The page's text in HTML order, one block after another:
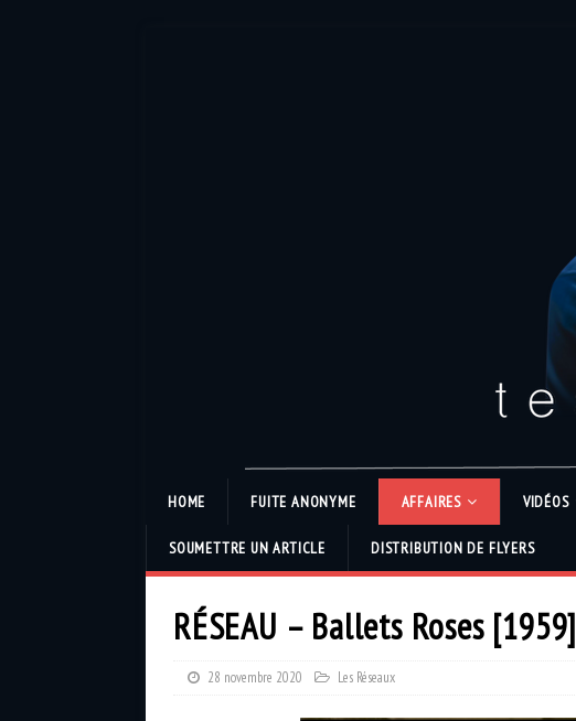
HOME FUITE ANONYME AFFAIRES VIDÉOS
SOUMETTRE UN ARTICLE DISTRIBUTION DE FLYERS
RÉSEAU – Ballets Roses [1959]
28 novembre 2020 Les Réseaux